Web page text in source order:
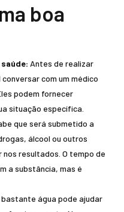
boa
Antes de realizar
com um médico
podem fornecer
situação específica.
que será submetido a
álcool ou outros
resultados. O tempo de
a substância, mas é
bastante água pode ajudar